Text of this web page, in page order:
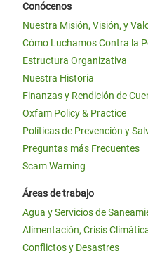
Conócenos
Nuestra Misión, Visión, y
Cómo Luchamos Contra la
Estructura Organizativa
Nuestra Historia
Finanzas y Rendición de
Oxfam Policy & Practice
Políticas de Prevención y
Preguntas más Frecuentes
Scam Warning
Áreas de trabajo
Agua y Servicios de
Alimentación, Crisis
Conflictos y Desastres